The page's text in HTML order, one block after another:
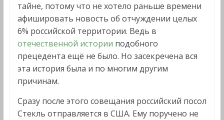
тайне, потому что не хотело раньше времени
афишировать новость об отчуждении целых
6% российской территории. Ведь в
отечественной истории подобного
прецедента ещё не было. Но засекречена вся
эта история была и по многим другим
причинам.
Сразу после этого совещания российский посол
Стекль отправляется в США. Ему поручено не